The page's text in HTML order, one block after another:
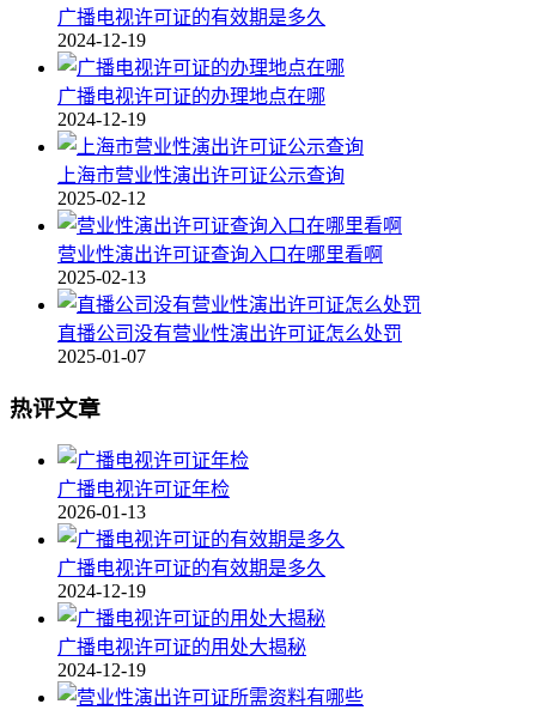
广播电视许可证的有效期是多久
2024-12-19
广播电视许可证的办理地点在哪
2024-12-19
上海市营业性演出许可证公示查询
2025-02-12
营业性演出许可证查询入口在哪里看啊
2025-02-13
直播公司没有营业性演出许可证怎么处罚
2025-01-07
热评文章
广播电视许可证年检
2026-01-13
广播电视许可证的有效期是多久
2024-12-19
广播电视许可证的用处大揭秘
2024-12-19